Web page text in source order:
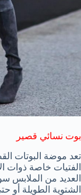
بوت نسائي قصير
تعد موضة البوتات
الفتيات خاصة ذوات
العديد من الملابس
الشتوية الطويلة أو